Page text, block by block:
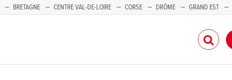
BRETAGNE CENTRE VAL-DE-LOIRE CORSE DRÔME GRAND EST